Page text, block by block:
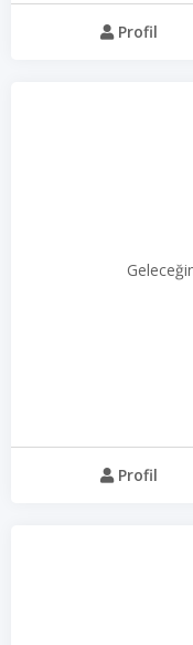
Profil
Profil